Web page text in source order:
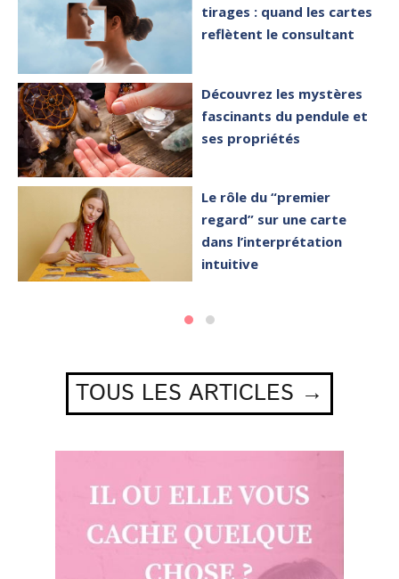
tirages : quand les cartes
reflètent le consultant
Découvrez les mystères
fascinants du pendule et
ses propriétés
Le rôle du “premier
regard” sur une carte
dans l’interprétation
intuitive
TOUS LES ARTICLES →